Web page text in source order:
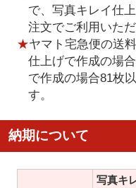
で、写真キレイ仕
注文でご利用いただ
★ヤマト宅急便の送
仕上げで作成の場
で作成の場合81枚
す。
納期について
写真キ